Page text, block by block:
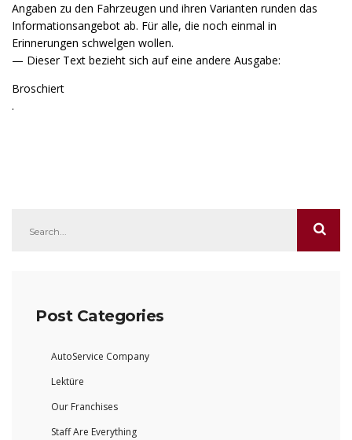
Angaben zu den Fahrzeugen und ihren Varianten runden das
Informationsangebot ab. Für alle, die noch einmal in
Erinnerungen schwelgen wollen.
— Dieser Text bezieht sich auf eine andere Ausgabe:
Broschiert
.
Post Categories
AutoService Company
Lektüre
Our Franchises
Staff Are Everything